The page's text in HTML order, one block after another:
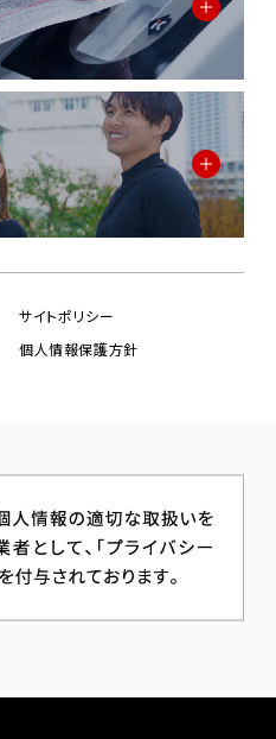
サイトポリシー
個人情報保護方針